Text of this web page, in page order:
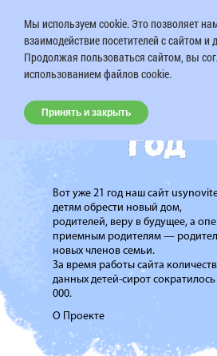
Вот уже 21 год наш сайт
детям обрести новый дом,
родителей, веру в будущее, а
приемным родителям —
новых членов семьи.
За время работы сайта
данных детей-сирот
000.
О Проекте
Мы используем cookie. Это позволяет
взаимодействие посетителей с сайтом и
Продолжая пользоваться сайтом, вы
использованием файлов cookie.
Принять и закрыть